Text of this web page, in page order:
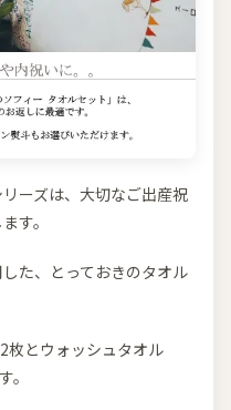
ーズは、大切なご出産祝
す。
た、とっておきのタオル
枚とウォッシュタオル
。